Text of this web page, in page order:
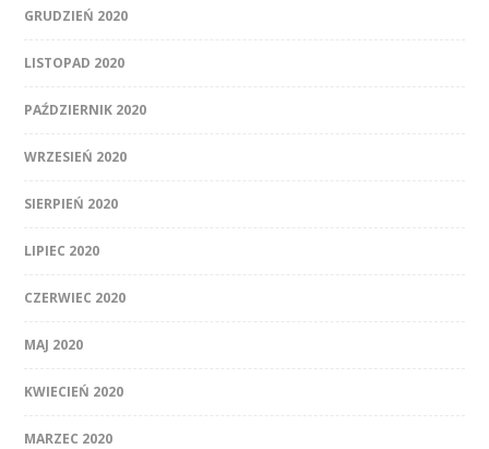
GRUDZIEŃ 2020
LISTOPAD 2020
PAŹDZIERNIK 2020
WRZESIEŃ 2020
SIERPIEŃ 2020
LIPIEC 2020
CZERWIEC 2020
MAJ 2020
KWIECIEŃ 2020
MARZEC 2020